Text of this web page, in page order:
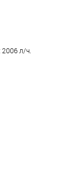
л/ч.